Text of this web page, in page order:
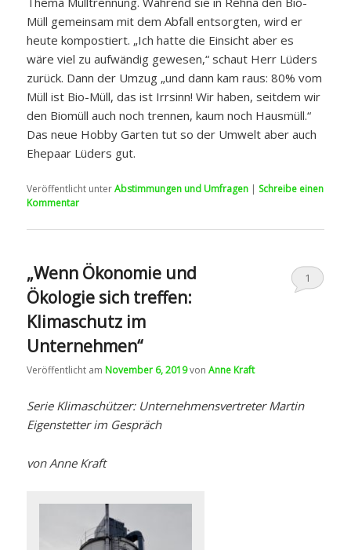
Müll gemeinsam mit dem Abfall entsorgten, wird er
heute kompostiert. „Ich hatte die Einsicht aber es
wäre viel zu aufwändig gewesen,“ schaut Herr Lüders
zurück. Dann der Umzug „und dann kam raus: 80% vom
Müll ist Bio-Müll, das ist Irrsinn! Wir haben, seitdem wir
den Biomüll auch noch trennen, kaum noch Hausmüll.“
Das neue Hobby Garten tut so der Umwelt aber auch
Ehepaar Lüders gut.
Veröffentlicht unterAbstimmungen und Umfragen | Schreibe einen
Kommentar
„Wenn Ökonomie und
Ökologie sich treffen:
Klimaschutz im
Unternehmen“
Veröffentlicht am November 6, 2019vonAnne Kraft
1
Serie Klimaschützer: Unternehmensvertreter Martin
Eigenstetter im Gespräch
von Anne Kraft